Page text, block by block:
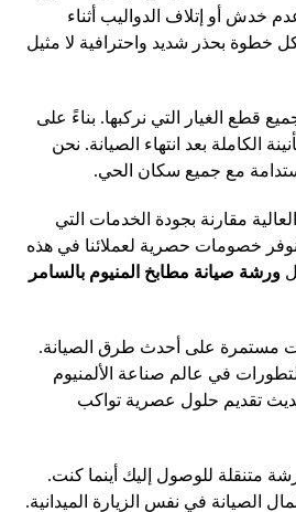
خدش أو إتلاف الدواليب أثناء
كل خطوة بحذر شديد واحترافية لا مثيل
قطع الغيار التي نركبها. بناءً على
الكاملة بعد انتهاء الصيانة. نحن
مع جميع سكان الحي.
مقارنة بجودة الخدمات التي
خصومات حصرية لعملائنا في هذه
ورشة صيانة مطابخ المنيوم بالسامر
مستمرة على أحدث طرق الصيانة.
في عالم صناعة الألمنيوم
تقديم حلول عصرية تواكب
متنقلة للوصول إليك أينما كنت.
الصيانة في نفس الزيارة الميدانية.